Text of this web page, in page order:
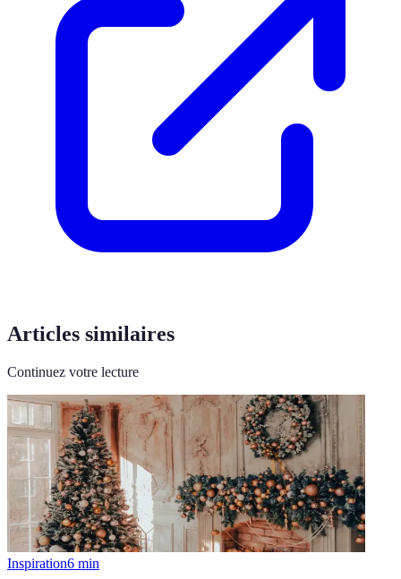
Articles similaires
Continuez votre lecture
Inspiration6 min